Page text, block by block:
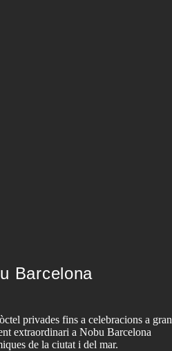
Barcelona
privades fins a celebracions a gran
extraordinari a Nobu Barcelona
de la ciutat i del mar.